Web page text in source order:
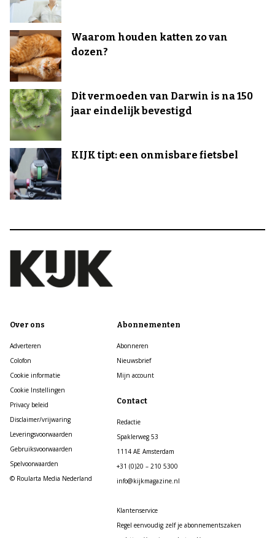
Waarom houden katten zo van
dozen?
Dit vermoeden van Darwin is na 150
jaar eindelijk bevestigd
KIJK tipt: een onmisbare fietsbel
Over ons
Adverteren
Colofon
Cookie informatie
Cookie Instellingen
Privacy beleid
Disclaimer/vrijwaring
Leveringsvoorwaarden
Gebruiksvoorwaarden
Spelvoorwaarden
© Roularta Media Nederland
Abonnementen
Abonneren
Nieuwsbrief
Mijn account
Contact
Redactie
Spaklerweg 53
1114 AE Amsterdam
+31 (0)20 – 210 5300
info@kijkmagazine.nl
Klantenservice
Regel eenvoudig zelf je abonnementszaken